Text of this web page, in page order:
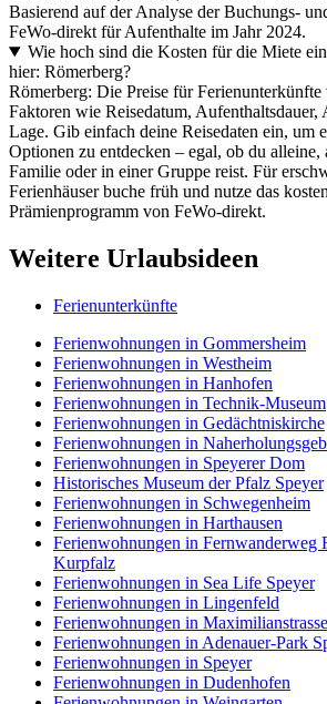
Basierend auf der Analyse der Buchungs-
FeWo-direkt für Aufenthalte im Jahr 2024.
Wie hoch sind die Kosten für die Miete
hier: Römerberg?
Römerberg: Die Preise für Ferienunterkünfte
Faktoren wie Reisedatum,
Lage. Gib einfach deine Reisedaten ein, um
Optionen zu entdecken – egal, ob du alleine,
Familie oder in einer Gruppe reist. Für
Ferienhäuser buche früh und nutze das
Prämienprogramm von FeWo-direkt.
Weitere Urlaubsideen
Ferienunterkünfte
Ferienwohnungen in Gommersheim
Ferienwohnungen in Westheim
Ferienwohnungen in Hanhofen
Ferienwohnungen in Technik-Museum
Ferienwohnungen in Gedächtniskirche
Ferienwohnungen in
Ferienwohnungen in Speyerer Dom
Historisches Museum der Pfalz Speyer
Ferienwohnungen in Schwegenheim
Ferienwohnungen in Harthausen
Ferienwohnungen in Fernwanderweg
Kurpfalz
Ferienwohnungen in Sea Life Speyer
Ferienwohnungen in Lingenfeld
Ferienwohnungen in Maximilianstrasse
Ferienwohnungen in Adenauer-Park
Ferienwohnungen in Speyer
Ferienwohnungen in Dudenhofen